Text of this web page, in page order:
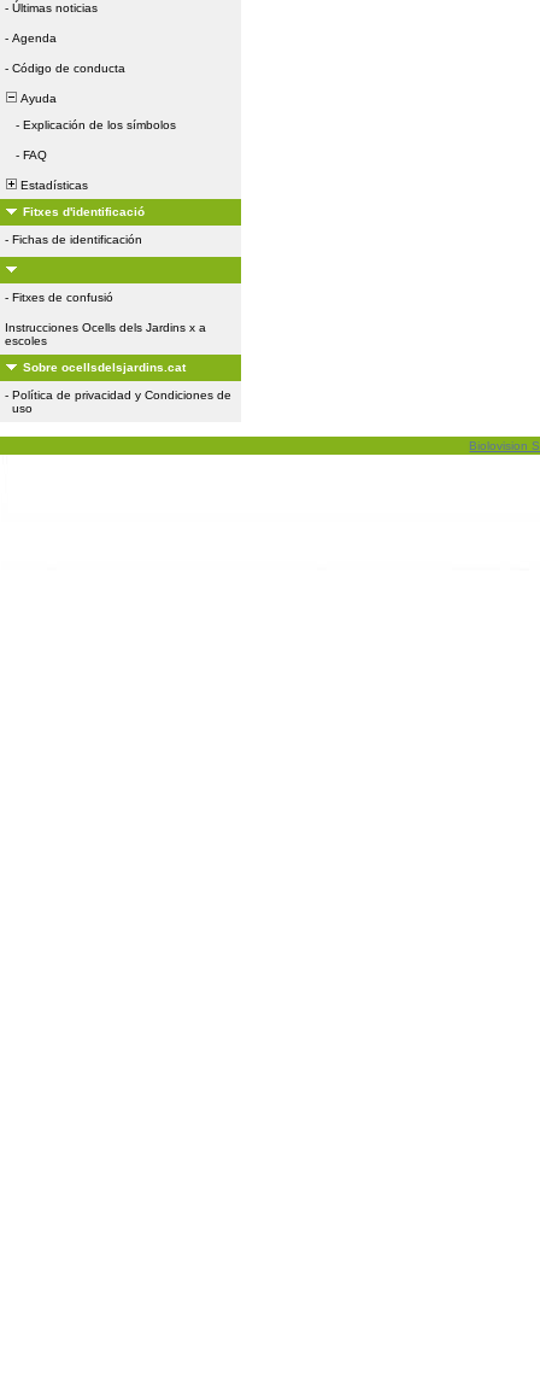
- Últimas noticias
- Agenda
- Código de conducta
Ayuda
- Explicación de los símbolos
- FAQ
Estadísticas
Fitxes d'identificació
- Fichas de identificación
- Fitxes de confusió
Instrucciones Ocells dels Jardins x a
escoles
Sobre ocellsdelsjardins.cat
- Política de privacidad y Condiciones de
uso
Biolovision